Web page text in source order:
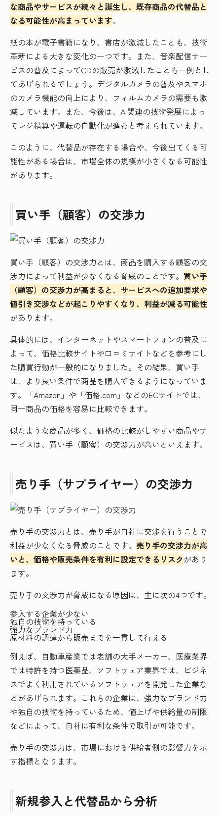
な商品やサービスが続々と誕生し、既存商品の代替品と
なる可能性が高まっています。
紙の本が電子書籍になり、書店が激減したことも、技術
革新による大きな変化の一つです。また、音楽配信サー
ビスの普及によってCDの販売が激減したことも一例とし
てあげられるでしょう。デジタルカメラの普及やスマホ
のカメラ機能の向上により、フィルムカメラの需要も激
減しています。また、今後は、AI関連の技術発展によっ
てレジ精算や運転の自動化が進むと考えられています。
このように、代替品が存在する場合や、今後出てくる可
能性がある場合は、市場全体の規模が小さくなる可能性
があります。
買い手（顧客）の交渉力
買い手（顧客）の交渉力とは、商品を購入する顧客の交
渉力によって利益が少なくなる脅威のことです。 買い手
（顧客）の交渉力が高まると、サービスへの追加要求や
値引き交渉などが起こりやすくなり、利益が減る可能性
があります。
具体的には、インターネットやスマートフォンの普及に
よって、価格比較サイトや口コミサイトなどを参考にし
た購買行動が一般的になりました。その結果、買い手
は、より良い条件で商品を購入できるようになっていま
す。「Amazon」や「価格.com」などのECサイトでは、
同一商品の価格を容易に比較できます。
似たような商品が多く、価格の比較がしやすい商品やサ
ービスは、買い手（顧客）の交渉力が高いといえます。
売り手（サプライヤー）の交渉力
売り手の交渉力とは、売り手が自社に交渉を行うことで
利益が少なくなる脅威のことです。 売り手の交渉力が高
いと、価格や販売条件を有利に設定できるリスクがあり
ます。
売り手の交渉力が脅威になる原因は、主に次の4つです。
参入する企業が少ない
独自の技術を持っている
強力なブランド力
原材料の調達から販売までを一貫して行える
例えば、自動車産業では老舗の大手メーカー、医療業界
では特許を持つ医薬品、ソフトウェア業界では、ビジネ
スでよく利用されているソフトウェアを開発した企業な
どがあげられます。これらの企業は、強力なブランド力
や独自の技術を持っているため、値上げや供給量の制限
などによって、自社に有利な条件で取引が可能です。
売り手の交渉力は、市場における供給者側の影響力を示
す指標となります。
新規参入と代替品から分析